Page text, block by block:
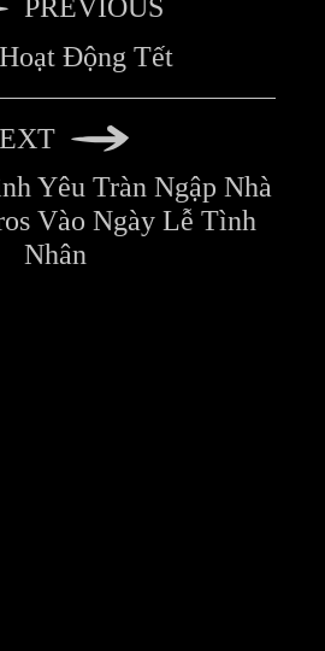
PREVIOUS
Động Tết
Yêu Tràn Ngập Nhà
Vào Ngày Lễ Tình
Nhân